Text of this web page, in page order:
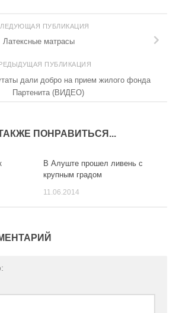
ПУБЛИКАЦИЯ
Латексные матрасы
ПУБЛИКАЦИЯ
дали добро на прием жилого фонда
Партенита (ВИДЕО)
ПОНРАВИТЬСЯ...
В Алуште прошел ливень с
крупным градом
11.06.2014